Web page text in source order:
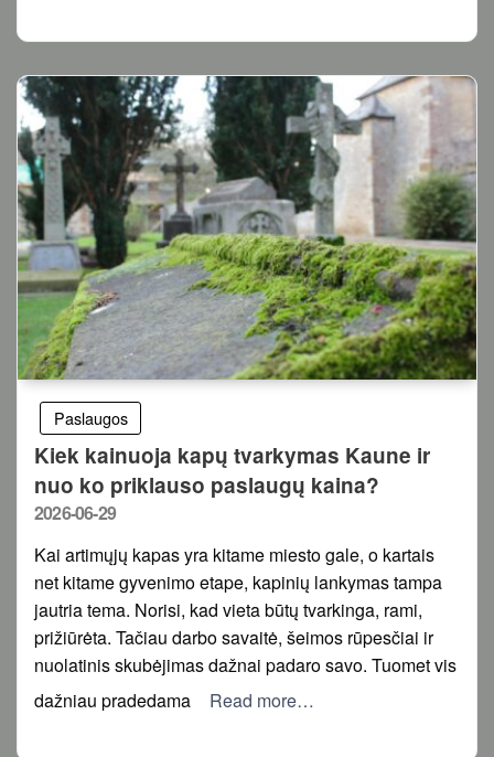
Paslaugos
Kiek kainuoja kapų tvarkymas Kaune ir
nuo ko priklauso paslaugų kaina?
Posted
2026-06-29
Kai artimųjų kapas yra kitame miesto gale, o kartais
net kitame gyvenimo etape, kapinių lankymas tampa
jautria tema. Norisi, kad vieta būtų tvarkinga, rami,
prižiūrėta. Tačiau darbo savaitė, šeimos rūpesčiai ir
nuolatinis skubėjimas dažnai padaro savo. Tuomet vis
dažniau pradedama
Read more…